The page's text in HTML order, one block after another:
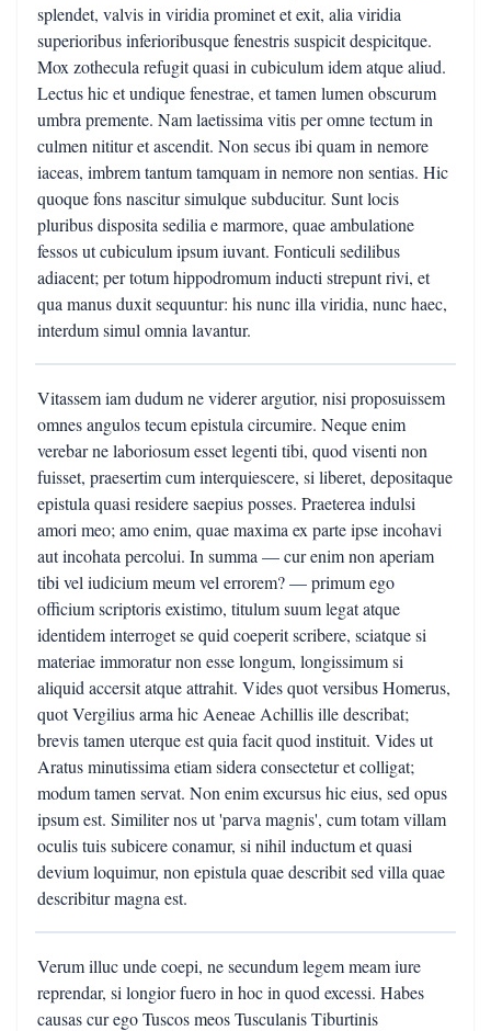
splendet, valvis in viridia prominet et exit, alia viridia
superioribus inferioribusque fenestris suspicit despicitque.
Mox zothecula refugit quasi in cubiculum idem atque aliud.
Lectus hic et undique fenestrae, et tamen lumen obscurum
umbra premente. Nam laetissima vitis per omne tectum in
culmen nititur et ascendit. Non secus ibi quam in nemore
iaceas, imbrem tantum tamquam in nemore non sentias. Hic
quoque fons nascitur simulque subducitur. Sunt locis
pluribus disposita sedilia e marmore, quae ambulatione
fessos ut cubiculum ipsum iuvant. Fonticuli sedilibus
adiacent; per totum hippodromum inducti strepunt rivi, et
qua manus duxit sequuntur: his nunc illa viridia, nunc haec,
interdum simul omnia lavantur.
Vitassem iam dudum ne viderer argutior, nisi proposuissem
omnes angulos tecum epistula circumire. Neque enim
verebar ne laboriosum esset legenti tibi, quod visenti non
fuisset, praesertim cum interquiescere, si liberet, depositaque
epistula quasi residere saepius posses. Praeterea indulsi
amori meo; amo enim, quae maxima ex parte ipse incohavi
aut incohata percolui. In summa — cur enim non aperiam
tibi vel iudicium meum vel errorem? — primum ego
officium scriptoris existimo, titulum suum legat atque
identidem interroget se quid coeperit scribere, sciatque si
materiae immoratur non esse longum, longissimum si
aliquid accersit atque attrahit. Vides quot versibus Homerus,
quot Vergilius arma hic Aeneae Achillis ille describat;
brevis tamen uterque est quia facit quod instituit. Vides ut
Aratus minutissima etiam sidera consectetur et colligat;
modum tamen servat. Non enim excursus hic eius, sed opus
ipsum est. Similiter nos ut 'parva magnis', cum totam villam
oculis tuis subicere conamur, si nihil inductum et quasi
devium loquimur, non epistula quae describit sed villa quae
describitur magna est.
Verum illuc unde coepi, ne secundum legem meam iure
reprendar, si longior fuero in hoc in quod excessi. Habes
causas cur ego Tuscos meos Tusculanis Tiburtinis